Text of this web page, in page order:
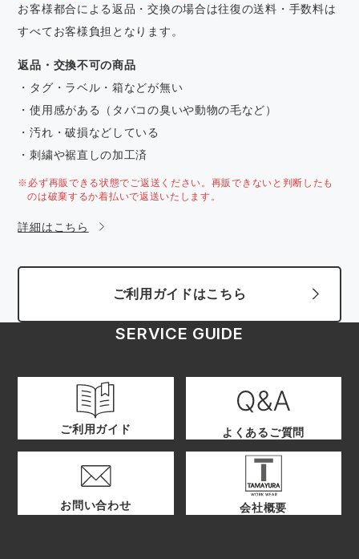
お客様都合による返品・交換の場合は往復の送料・手数料は
すべてお客様負担となります。
返品・交換不可の商品
・タグ・ラベル・箱などが無い
・使用感がある（タバコの臭いや動物の毛など）
・汚れ・破損などしている
・刺繍や裾直しの加工済
※必ず再販できる状態でご返送ください。再販できないと判断したも
のは破棄するか着払いで返送いたします。
詳細はこちら
ご利用ガイドはこちら
SERVICE GUIDE
ご利用ガイド よくあるご質問
お問い合わせ 会社概要